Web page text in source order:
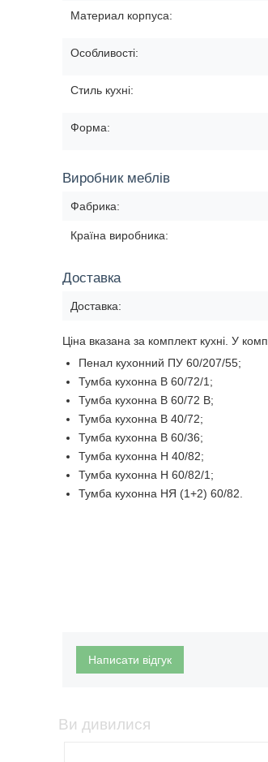
Материал корпуса:
Особливості:
Стиль кухні:
Форма:
Виробник меблів
Фабрика:
Країна виробника:
Доставка
Доставка:
Ціна вказана за комплект кухні. У
Пенал кухонний ПУ 60/207/55;
Тумба кухонна В 60/72/1;
Тумба кухонна В 60/72 В;
Тумба кухонна В 40/72;
Тумба кухонна В 60/36;
Тумба кухонна Н 40/82;
Тумба кухонна Н 60/82/1;
Тумба кухонна НЯ (1+2) 60/82.
Написати відгук
Ви дивилися